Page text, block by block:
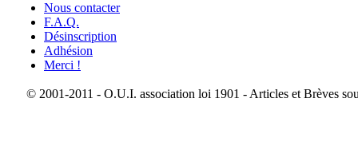
Nous contacter
F.A.Q.
Désinscription
Adhésion
Merci !
© 2001-2011 - O.U.I. association loi 1901 - Articles et Brèves